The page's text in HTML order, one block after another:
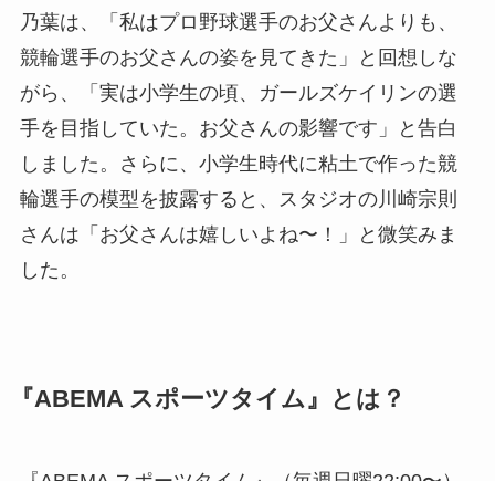
乃葉は、「私はプロ野球選手のお父さんよりも、
競輪選手のお父さんの姿を見てきた」と回想しな
がら、「実は小学生の頃、ガールズケイリンの選
手を目指していた。お父さんの影響です」と告白
しました。さらに、小学生時代に粘土で作った競
輪選手の模型を披露すると、スタジオの川崎宗則
さんは「お父さんは嬉しいよね〜！」と微笑みま
した。
『ABEMA スポーツタイム』とは？